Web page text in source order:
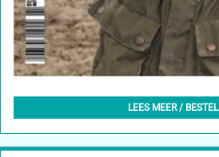
DAMN° 81 – SPRING 2022
LEES MEER / BESTEL